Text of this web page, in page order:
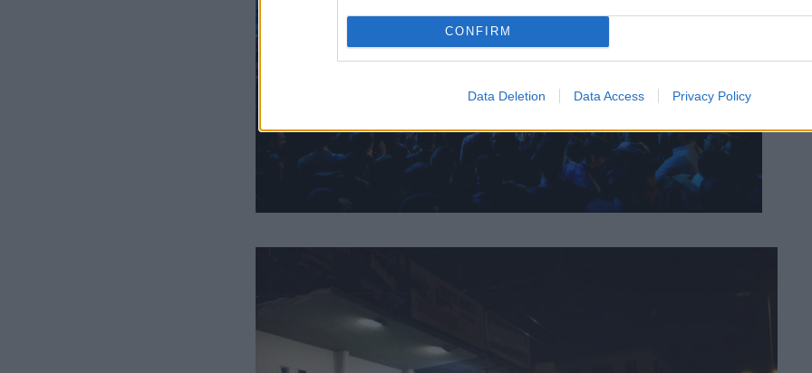
CONFIRM
Data Deletion Data Access Privacy Policy